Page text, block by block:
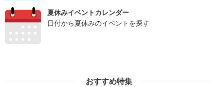
夏休みイベントカレンダー
日付から夏休みのイベントを探す
おすすめ特集